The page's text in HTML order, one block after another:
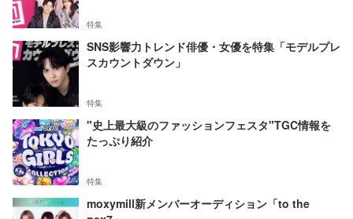
特集
SNS影響力トレンド俳優・女優を特集「モデルプレ
スカウントダウン」
特集
"史上最大級のファッションフェスタ"TGC情報を
たっぷり紹介
特集
moxymill新メンバーオーディション「to the